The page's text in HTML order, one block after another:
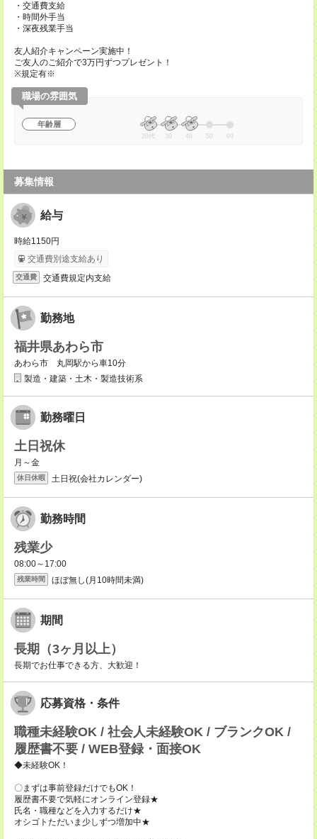
・交通費支給
・時間外手当
・深夜残業手当
友人紹介キャンペーン実施中！
ご友人のご紹介で3万円ずつプレゼント！
※規定有※
職場の雰囲気
年齢層
20代 30 40 50 60
募集情報
給与
時給1150円
交通費別途支給あり
交通費 交通費規定内支給
勤務地
福井県あわら市
あわら市 丸岡駅から車10分
製造・建築・土木・製造技術系
勤務曜日
土日祝休
月～金
休日休暇 土日祝(会社カレンダー)
勤務時間
残業少
08:00～17:00
残業時間 ほぼ無し(月10時間未満)
期間
長期（3ヶ月以上）
長期でお仕事できる方、大歓迎！
応募資格・条件
職種未経験OK / 社会人未経験OK / ブランクOK /
履歴書不要 / WEB登録・面接OK
◆未経験OK！
〇まずは事前登録だけでもOK！
履歴書不要で気軽にオンライン登録★
氏名・職種などを入力するだけ★
オシゴトただいま少しずつ増加中★